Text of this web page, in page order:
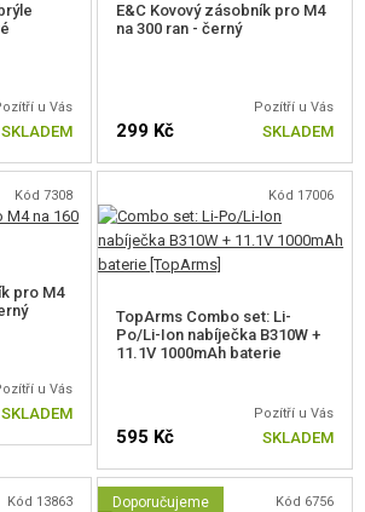
zbraní.
KESTREL
procesorovou jednotkou Kestrel
a akumulátor před poškozením
zkratu), dále umožňuje nastavení
úrovních a chování
ranná dávka), má také funkciaktivní brzdy
bezuhlíkových nebo zátěžových motorů
provádí pomocí přepínače střelby a spouště.
u Vás
SKLADEM
E&C Kovový zásobník pro M4
na 300 ran - černý
Pozítří u Vás
299 Kč SKLADEM
Kód 7308
pro M4
u Vás
SKLADEM
Kód 17006
TopArms Combo set: Li-
Po/Li-Ion nabíječka B310W +
11.1V 1000mAh baterie
Pozítří u Vás
595 Kč SKLADEM
Kód 13863 Doporučujeme Kód 6756